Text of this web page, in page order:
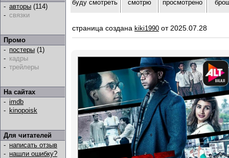
- авторы (114)
- связки
Промо
- постеры (1)
- кадры
- трейлеры
На сайтах
- imdb
- kinopoisk
Для читателей
- написать отзыв
- нашли ошибку?
буду смотреть смотрю просмотрено
страница создана kiki1990 от 2025.07.28